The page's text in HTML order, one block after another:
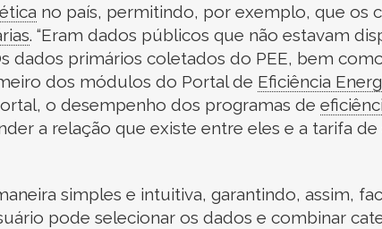
no país, permitindo, por exemplo, que os
. “Eram dados públicos que não estavam
dados primários coletados do PEE, bem
dos módulos do Portal de Eficiência
o desempenho dos programas de
a relação que existe entre eles e a tarifa de
simples e intuitiva, garantindo, assim,
pode selecionar os dados e combinar